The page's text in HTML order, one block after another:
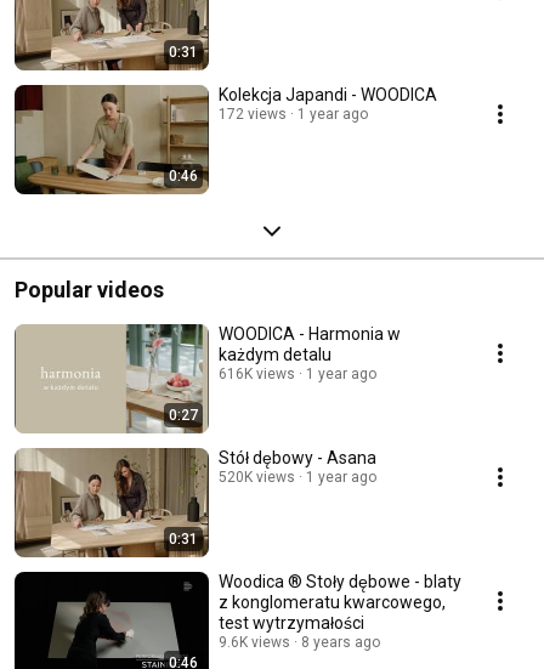
0:31
0:46
Kolekcja Japandi - WOODICA
172 views 1 year ago
Popular videos
0:27
WOODICA - Harmonia w
każdym detalu
616K views 1 year ago
0:31
Stół dębowy - Asana
520K views 1 year ago
0:46
Woodica ® Stoły dębowe - blaty
z konglomeratu kwarcowego,
test wytrzymałości
9.6K views 8 years ago